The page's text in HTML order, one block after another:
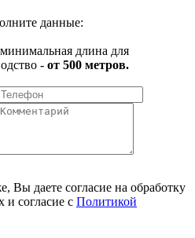
данные:
длина для
- от 500 метров.
Вы даете согласие на обработку
и согласие с Политикой